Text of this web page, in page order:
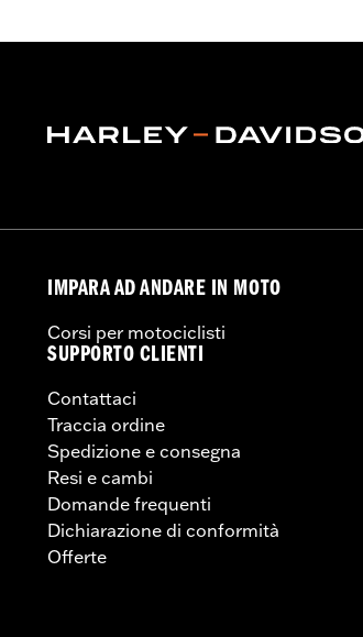
IMPARA AD ANDARE IN MOTO
Corsi per motociclisti
SUPPORTO CLIENTI
Contattaci
Traccia ordine
Spedizione e consegna
Resi e cambi
Domande frequenti
Dichiarazione di conformità
Offerte